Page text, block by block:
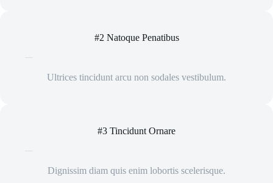
#2 Natoque Penatibus
Ultrices tincidunt arcu non sodales vestibulum.
#3 Tincidunt Ornare
Dignissim diam quis enim lobortis scelerisque.